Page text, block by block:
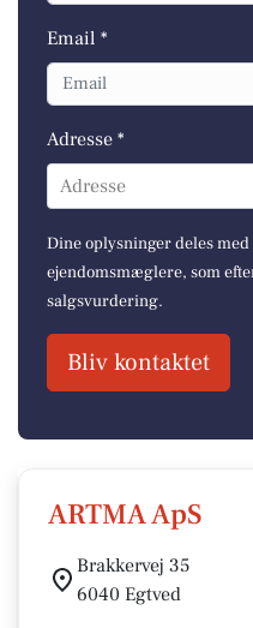
Email *
Adresse *
Adresse
Dine oplysninger deles
ejendomsmæglere, som
salgsvurdering.
Bliv kontaktet
ARTMA ApS
Brakkervej 35
6040 Egtved